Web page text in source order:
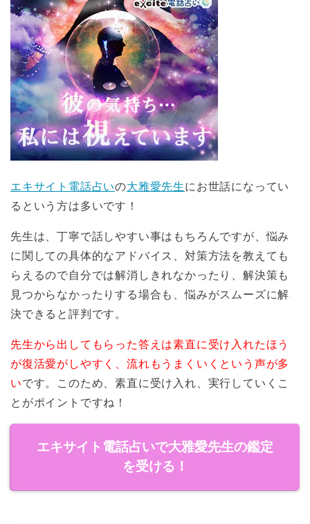
エキサイト電話占いの大雅愛先生にお世話になってい
るという方は多いです！
先生は、丁寧で話しやすい事はもちろんですが、悩み
に関しての具体的なアドバイス、対策方法を教えても
らえるので自分では解消しきれなかったり、解決策も
見つからなかったりする場合も、悩みがスムーズに解
決できると評判です。
先生から出してもらった答えは素直に受け入れたほう
が復活愛がしやすく、流れもうまくいくという声が多
いです。このため、素直に受け入れ、実行していくこ
とがポイントですね！
エキサイト電話占いで大雅愛先生の鑑定
を受ける！